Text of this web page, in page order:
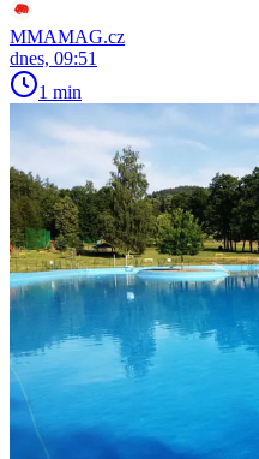
MMAMAG.cz
dnes, 09:51
1 min